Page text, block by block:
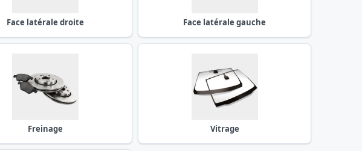
Face latérale droite Face latérale gauche
Freinage Vitrage